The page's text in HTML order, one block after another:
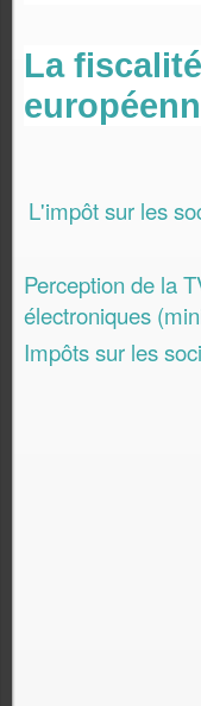
La
L'impôt sur les
Perception de la
électroniques
Impôts sur les